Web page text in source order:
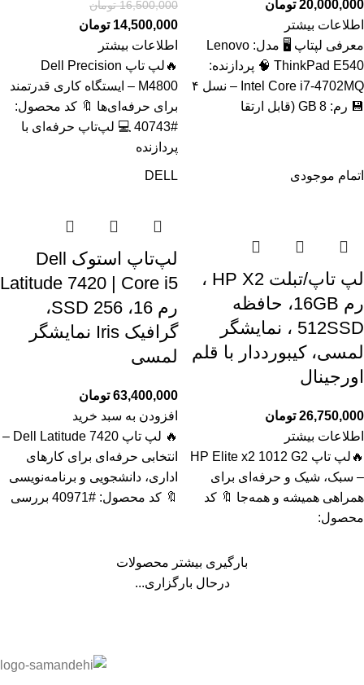
20,000,000 تومان
اطلاعات بیشتر
معرفی لپتاپ 🖥️ مدل: Lenovo
ThinkPad E540 🧠 پردازنده:
Intel Core i7‑4702MQ – نسل ۴
💾 رم: 8 GB (قابل ارتقا
16,500,000 تومان
14,500,000 تومان
اطلاعات بیشتر
🔥لپ تاپ Dell Precision
M4800 – ایستگاه کاری قدرتمند
برای حرفه‌ای‌ها 🔖 کد محصول:
#40743 💻 لپ‌تاپ حرفه‌ای با
پردازنده
اتمام موجودی
لپ تاپ/تبلت HP X2 ،
رم 16GB، حافظه
512SSD ، نمایشگر
لمسی، کیبورددار با قلم
اورجینال
26,750,000 تومان
اطلاعات بیشتر
🔥لپ تاپ HP Elite x2 1012 G2
– سبک، شیک و حرفه‌ای برای
همراهی همیشه و همه‌جا 🔖 کد
محصول:
DELL
لپ‌تاپ استوک Dell
Latitude 7420 | Core i5
رم 16، SSD 256،
گرافیک Iris نمایشگر
لمسی
63,400,000 تومان
افزودن به سبد خرید
🔥 لپ تاپ Dell Latitude 7420 –
انتخابی حرفه‌ای برای کارهای
اداری، دانشجویی و برنامه‌نویسی
🔖 کد محصول: #40971 بررسی
بارگیری بیشتر محصولات
درحال بارگزاری...